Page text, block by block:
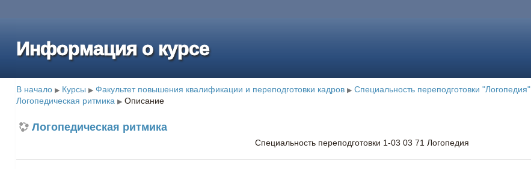
Информация о курсе
В начало ▶ Курсы ▶ Факультет повышения квалификации и переподготовки кадров ▶ Специальность переподготовки "Логопедия"
Логопедическая ритмика ▶ Описание
Логопедическая ритмика
Специальность переподготовки 1-03 03 71 Логопедия